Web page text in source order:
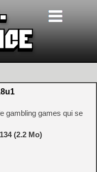
gambling games qui se
(2.2 Mo)